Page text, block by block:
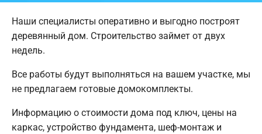
Наши специалисты оперативно и выгодно построят
деревянный дом. Строительство займет от двух
недель.
Все работы будут выполняться на вашем участке, мы
не предлагаем готовые домокомплекты.
Информацию о стоимости дома под ключ, цены на
каркас, устройство фундамента, шеф-монтаж и